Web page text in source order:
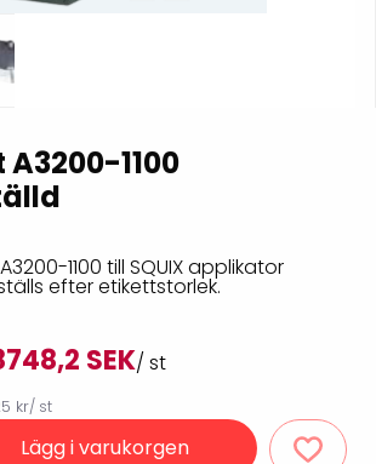
1100
1100 till SQUIX applikator
efter etikettstorlek.
SEK/ st
kr/ st
Lägg i varukorgen